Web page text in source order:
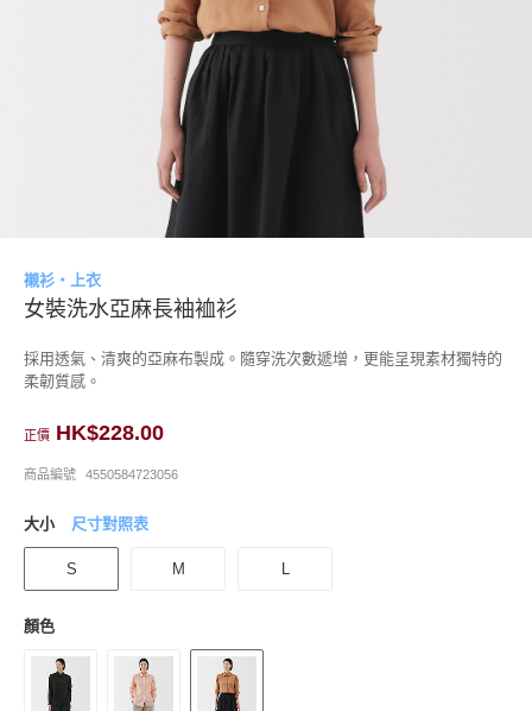
襯衫・上衣
女裝洗水亞麻長袖裇衫
採用透氣、清爽的亞麻布製成。隨穿洗次數遞增，更能呈現素材獨特的
柔韌質感。
正價 HK$228.00
商品編號 4550584723056
大小 尺寸對照表
S M L
顏色